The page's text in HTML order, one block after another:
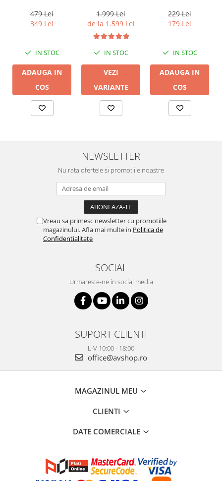
Ceiling (1 buc)
479 Lei
349 Lei
IN STOC
ADAUGA IN
COS
v3
1.999 Lei
de la 1.599 Lei
IN STOC
VEZI
VARIANTE
229 Lei
179 Lei
IN STOC
ADAUGA IN
COS
NEWSLETTER
Nu rata ofertele si promotiile noastre
Vreau sa primesc newsletter cu promotiile
magazinului. Afla mai multe in Politica de
Confidentialitate
SOCIAL
Urmareste-ne in social media
SUPORT CLIENTI
L-V 10:00 - 18:00
office@avshop.ro
MAGAZINUL MEU
CLIENTI
DATE COMERCIALE